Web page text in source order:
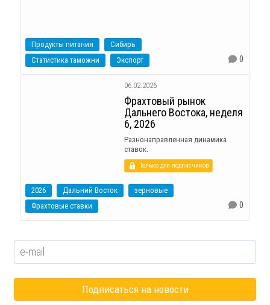
Продукты питания
Сибирь
Статистика таможни
Экспорт 0
06.02.2026
Фрахтовый рынок
Дальнего Востока, неделя
6, 2026
Разнонаправленная динамика
ставок.
Только для подписчиков
2026 Дальний Восток
зерновые
Фрахтовые ставки
0